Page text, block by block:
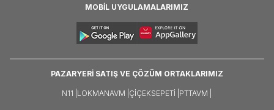
MOBİL UYGULAMALARIMIZ
PAZARYERİ SATIŞ VE ÇÖZÜM ORTAKLARIMIZ
N11 | LOKMANAVM | ÇIÇEKSEPETI | PTTAVM |